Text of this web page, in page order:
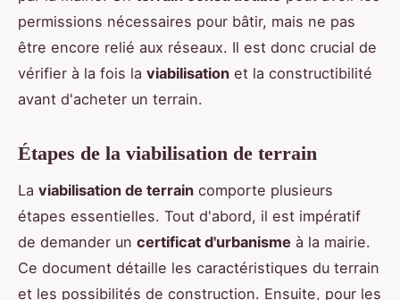
permissions nécessaires pour bâtir, mais ne pas
être encore relié aux réseaux. Il est donc crucial de
vérifier à la fois la viabilisation et la constructibilité
avant d'acheter un terrain.
Étapes de la viabilisation de terrain
La viabilisation de terrain comporte plusieurs
étapes essentielles. Tout d'abord, il est impératif
de demander un certificat d'urbanisme à la mairie.
Ce document détaille les caractéristiques du terrain
et les possibilités de construction. Ensuite, pour les